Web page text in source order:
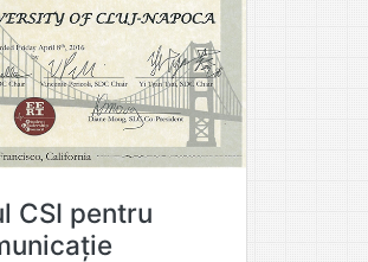
CSI pentru